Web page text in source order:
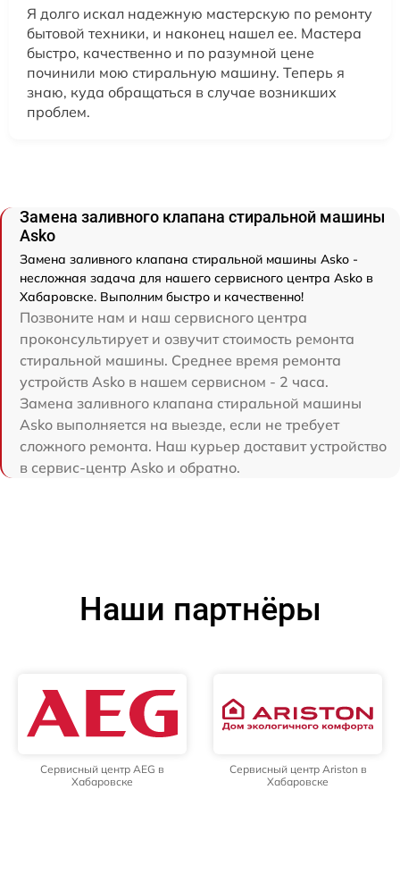
Я долго искал надежную мастерскую по ремонту
бытовой техники, и наконец нашел ее. Мастера
быстро, качественно и по разумной цене
починили мою стиральную машину. Теперь я
знаю, куда обращаться в случае возникших
проблем.
Замена заливного клапана стиральной машины
Asko
Замена заливного клапана стиральной машины Asko -
несложная задача для нашего сервисного центра Asko в
Хабаровске. Выполним быстро и качественно!
Позвоните нам и наш сервисного центра
проконсультирует и озвучит стоимость ремонта
стиральной машины. Среднее время ремонта
устройств Asko в нашем сервисном - 2 часа.
Замена заливного клапана стиральной машины
Asko выполняется на выезде, если не требует
сложного ремонта. Наш курьер доставит устройство
в сервис-центр Asko и обратно.
Наши партнёры
Сервисный центр AEG в
Хабаровске
Сервисный центр Ariston в
Хабаровске